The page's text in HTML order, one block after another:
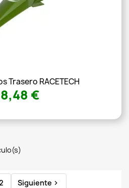
Trasero RACETECH
€
Siguiente 